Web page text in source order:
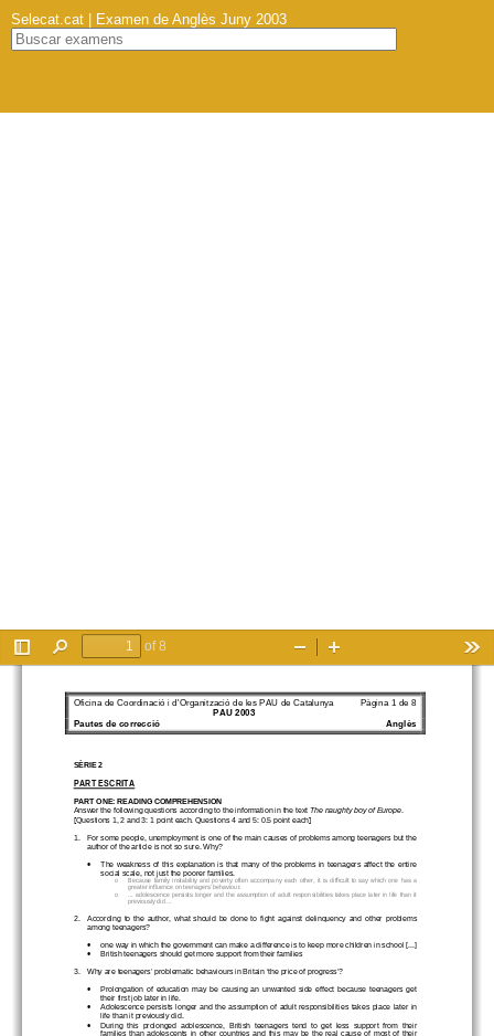
Selecat.cat | Examen de Anglès Juny 2003